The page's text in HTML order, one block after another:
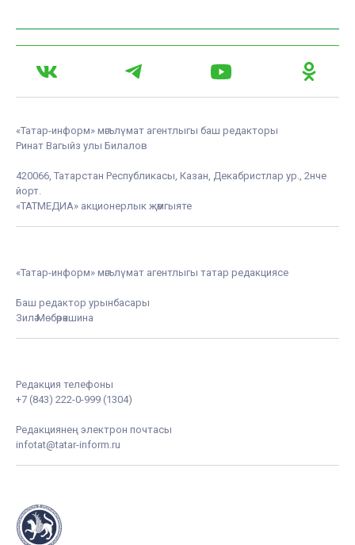
«Татар-информ» мәгълүмат агентлыгы баш редакторы
Ринат Вагыйз улы Билалов
420066, Татарстан Республикасы, Казан, Декабристлар ур., 2нче
йорт.
«ТАТМЕДИА» акционерлык җәмгыяте
«Татар-информ» мәгълүмат агентлыгы татар редакциясе
Баш редактор урынбасары
Зилә Мөбәрәкшина
Редакция телефоны
+7 (843) 222-0-999 (1304)
Редакциянең электрон почтасы
infotat@tatar-inform.ru